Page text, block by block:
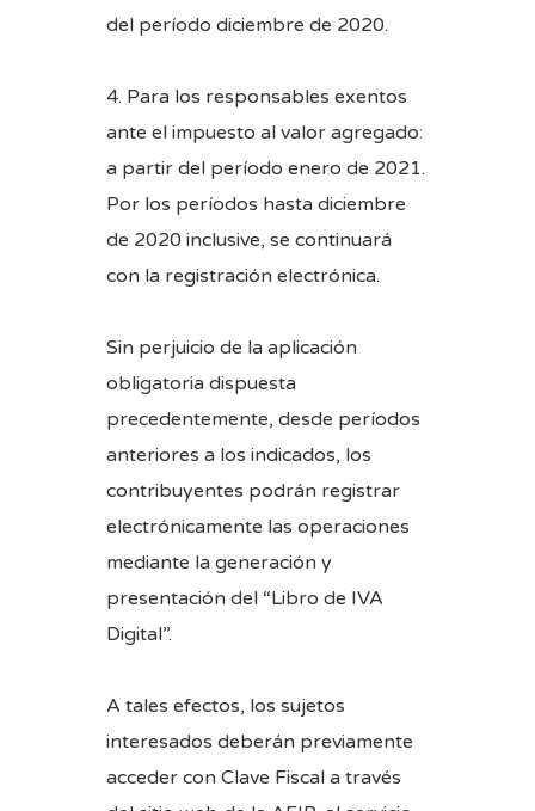
del período diciembre de 2020.
4. Para los responsables exentos
ante el impuesto al valor agregado:
a partir del período enero de 2021.
Por los períodos hasta diciembre
de 2020 inclusive, se continuará
con la registración electrónica.
Sin perjuicio de la aplicación
obligatoria dispuesta
precedentemente, desde períodos
anteriores a los indicados, los
contribuyentes podrán registrar
electrónicamente las operaciones
mediante la generación y
presentación del “Libro de IVA
Digital”.
A tales efectos, los sujetos
interesados deberán previamente
acceder con Clave Fiscal a través